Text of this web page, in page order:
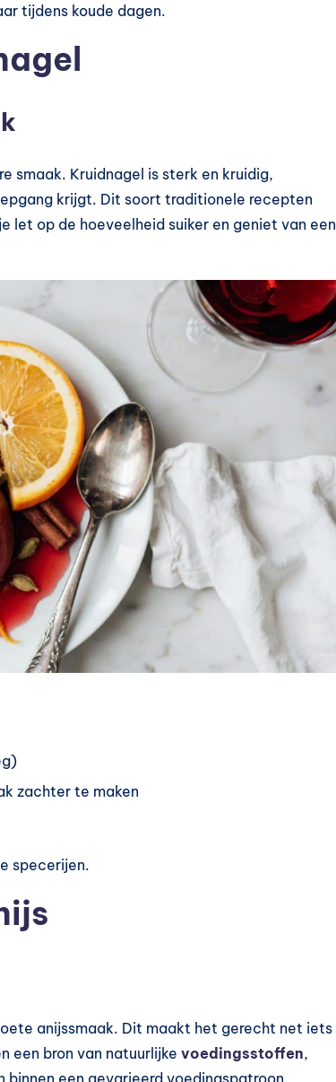
tijdens koude dagen.
smaak. Kruidnagel is sterk en kruidig,
krijgt. Dit soort traditionele recepten
let op de hoeveelheid suiker en geniet van een
zachter te maken
specerijen.
anijssmaak. Dit maakt het gerecht net iets
een bron van natuurlijke voedingsstoffen,